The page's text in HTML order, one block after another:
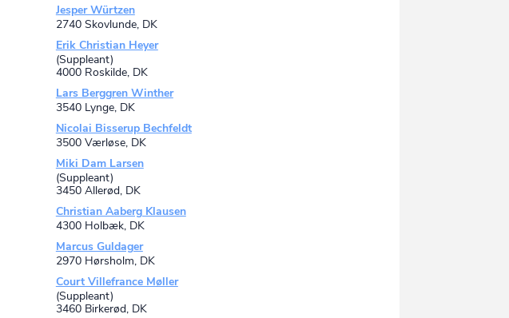
Jesper Würtzen
2740 Skovlunde, DK
Erik Christian Heyer
(Suppleant)
4000 Roskilde, DK
Lars Berggren Winther
3540 Lynge, DK
Nicolai Bisserup Bechfeldt
3500 Værløse, DK
Miki Dam Larsen
(Suppleant)
3450 Allerød, DK
Christian Aaberg Klausen
4300 Holbæk, DK
Marcus Guldager
2970 Hørsholm, DK
Court Villefrance Møller
(Suppleant)
3460 Birkerød, DK